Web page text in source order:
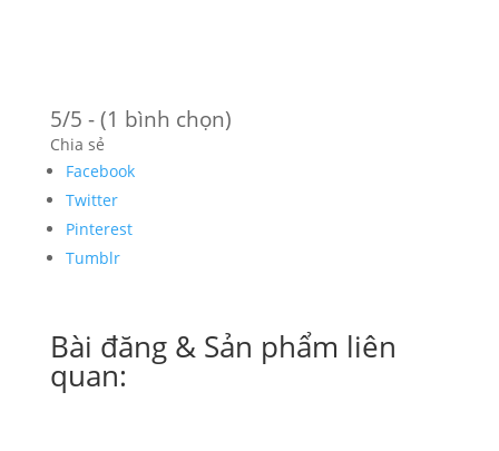
5/5 - (1 bình chọn)
Chia sẻ
Facebook
Twitter
Pinterest
Tumblr
Bài đăng & Sản phẩm liên
quan: